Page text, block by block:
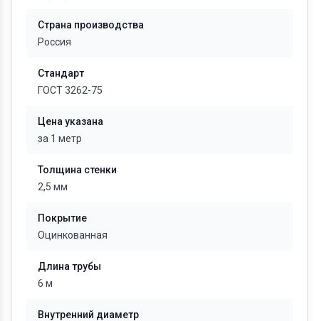
Страна производства
Россия
Стандарт
ГОСТ 3262-75
Цена указана
за 1 метр
Толщина стенки
2,5 мм
Покрытие
Оцинкованная
Длина трубы
6 м
Внутренний диаметр